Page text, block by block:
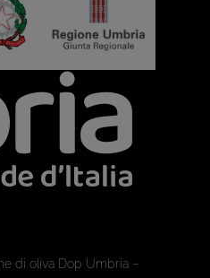
di oliva Dop Umbria –